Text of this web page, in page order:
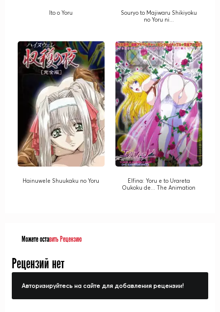
Ito o Yoru
Souryo to Majiwaru Shikiyoku
no Yoru ni...
Hainuwele Shuukaku no Yoru
Elfina: Yoru e to Urareta
Oukoku de... The Animation
Можете оставить Рецензию
Рецензий нет
Авторизируйтесь на сайте для добавления рецензии!